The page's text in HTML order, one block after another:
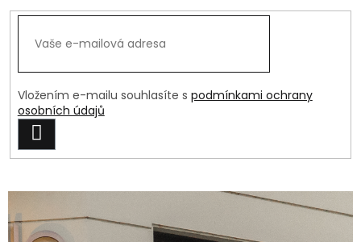
Vložením e-mailu souhlasíte s podmínkami ochrany
osobních údajů
SE